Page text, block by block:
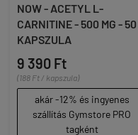
NOW - ACETYL L-
CARNITINE - 500 MG - 50
KAPSZULA
9 390 Ft
(188 Ft / kapszula)
akár -12% és ingyenes
szállítás Gymstore PRO
tagként